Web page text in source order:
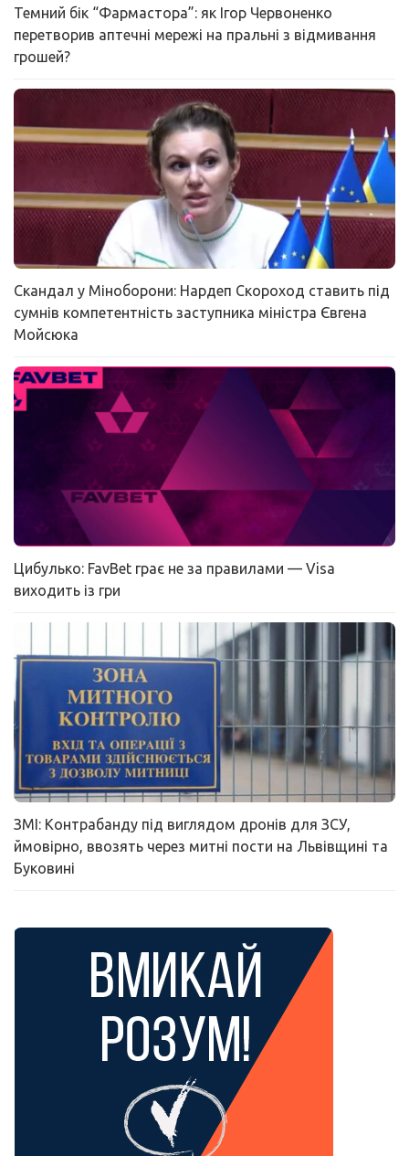
Темний бік “Фармастора”: як Ігор Червоненко
перетворив аптечні мережі на пральні з відмивання
грошей?
Скандал у Міноборони: Нардеп Скороход ставить під
сумнів компетентність заступника міністра Євгена
Мойсюка
Цибулько: FavBet грає не за правилами — Visa
виходить із гри
ЗМІ: Контрабанду під виглядом дронів для ЗСУ,
ймовірно, ввозять через митні пости на Львівщині та
Буковині